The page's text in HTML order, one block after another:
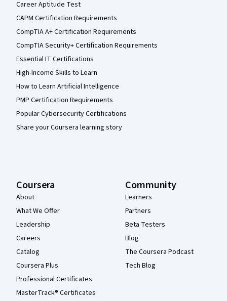
Career Aptitude Test
CAPM Certification Requirements
CompTIA A+ Certification Requirements
CompTIA Security+ Certification Requirements
Essential IT Certifications
High-Income Skills to Learn
How to Learn Artificial Intelligence
PMP Certification Requirements
Popular Cybersecurity Certifications
Share your Coursera learning story
Coursera
About
What We Offer
Leadership
Careers
Catalog
Coursera Plus
Professional Certificates
MasterTrack® Certificates
Community
Learners
Partners
Beta Testers
Blog
The Coursera Podcast
Tech Blog